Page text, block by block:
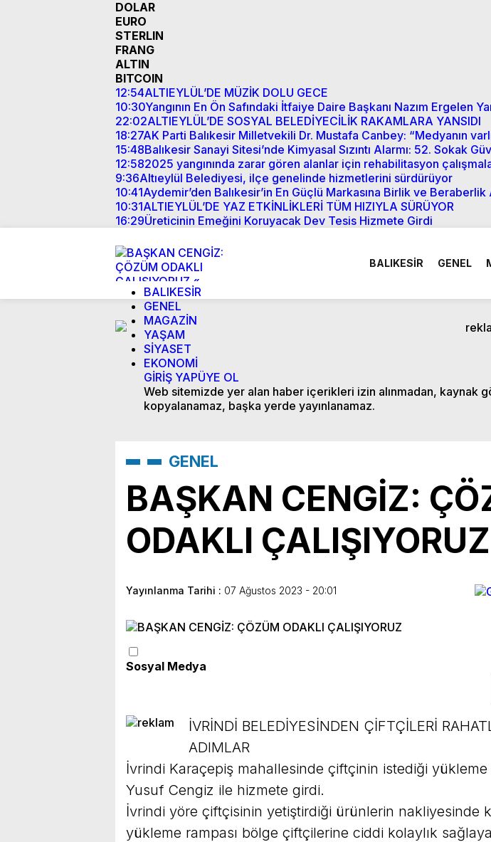
DOLAR
EURO
STERLIN
FRANG
ALTIN
BITCOIN
12:54ALTIEYLÜL’DE MÜZİK DOLU GECE
10:30Yangının En Ön Safındaki İtfaiye Daire Başkanı Nazım Ergelen
22:02ALTIEYLÜL’DE SOSYAL BELEDİYECİLİK RAKAMLARA YANSIDI
18:27AK Parti Balıkesir Milletvekili Dr. Mustafa Canbey: “Medyanın
15:48Balıkesir Sanayi Sitesi’nde Kimyasal Sızıntı Alarmı: 52. Sokak
12:582025 yangınında zarar gören alanlar için rehabilitasyon
9:36Altıeylül Belediyesi, ilçe genelinde hizmetlerini sürdürüyor
10:41Aydemir’den Balıkesir’in En Güçlü Markasına Birlik ve Beraberlik
10:31ALTIEYLÜL’DE YAZ ETKİNLİKLERİ TÜM HIZIYLA SÜRÜYOR
16:29Üreticinin Emeğini Koruyacak Dev Tesis Hizmete Girdi
BALIKESİR GENEL
BALIKESİR
GENEL
MAGAZİN
YAŞAM
SİYASET
EKONOMİ
GİRİŞ YAPÜYE OL
Web sitemizde yer alan haber içerikleri izin alınmadan, kaynak
kopyalanamaz, başka yerde yayınlanamaz.
GENEL
BAŞKAN CENGİZ:
ODAKLI ÇALIŞIYORUZ
Yayınlanma Tarihi : 07 Ağustos 2023 - 20:01
Sosyal Medya
İVRİNDİ BELEDİYESİNDEN ÇİFTÇİLERİ
ADIMLAR
İvrindi Karaçepiş mahallesinde çiftçinin istediği yükleme
Yusuf Cengiz ile hizmete girdi.
İvrindi yöre çiftçisinin yetiştirdiği ürünlerin nakliyesinde
yükleme rampası bölge çiftçilerine ciddi kolaylık